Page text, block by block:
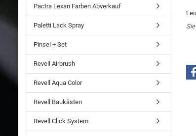
Pactra Lexan Farben Abverkauf
Paletti Lack Spray
Pinsel + Set
Revell Airbrush
Revell Aqua Color
Revell Baukästen
Revell Click System